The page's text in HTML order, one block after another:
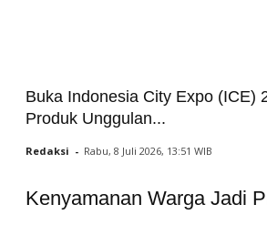
Buka Indonesia City Expo (ICE)
Produk Unggulan...
Redaksi - Rabu, 8 Juli 2026, 13:51 WIB
Kenyamanan Warga Jadi